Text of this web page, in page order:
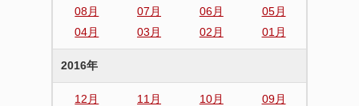
08月
07月 06月
05月
04月
03月 02月 01月
2016年
12月 11月 10月
09月